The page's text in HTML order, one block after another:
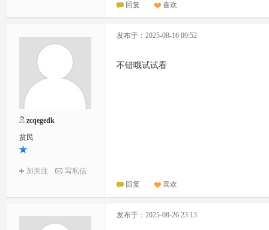
回复 喜欢
zcqegedk
贫民
加关注 写私信
发布于：2025-08-16 09:52
不错哦试试看
回复 喜欢
发布于：2025-08-26 23:13